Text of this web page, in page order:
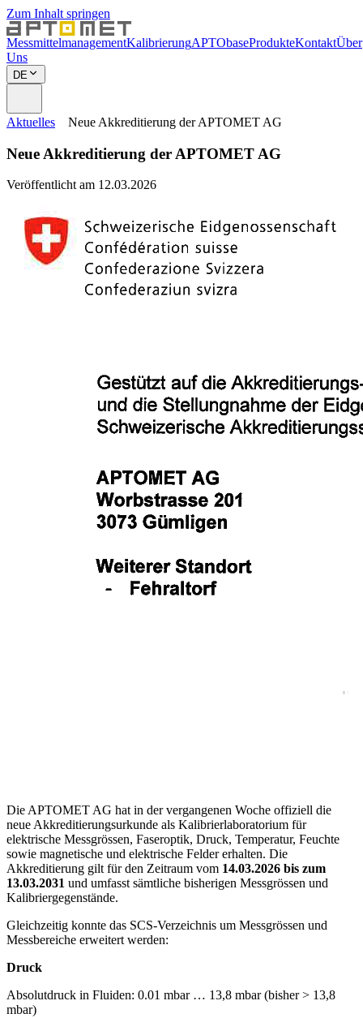
Zum Inhalt springen
MessmittelmanagementKalibrierungAPTObaseProdukteKontaktÜber
Uns
DE
Aktuelles Neue Akkreditierung der APTOMET AG
Neue Akkreditierung der APTOMET AG
Veröffentlicht am 12.03.2026
Die APTOMET AG hat in der vergangenen Woche offiziell die
neue Akkreditierungsurkunde als Kalibrierlaboratorium für
elektrische Messgrössen, Faseroptik, Druck, Temperatur, Feuchte
sowie magnetische und elektrische Felder erhalten. Die
Akkreditierung gilt für den Zeitraum vom 14.03.2026 bis zum
13.03.2031 und umfasst sämtliche bisherigen Messgrössen und
Kalibriergegenstände.
Gleichzeitig konnte das SCS-Verzeichnis um Messgrössen und
Messbereiche erweitert werden:
Druck
Absolutdruck in Fluiden: 0.01 mbar … 13,8 mbar (bisher > 13,8
mbar)